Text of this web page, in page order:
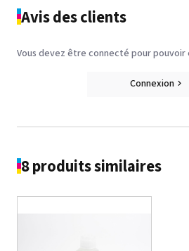
Avis des clients
Vous devez être connecté pour pouvoir
Connexion
8 produits similaires